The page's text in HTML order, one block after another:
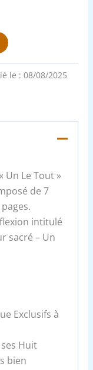
le : 08/08/2025
Un Le Tout »
de 7
intitulé
sacré – Un
Exclusifs à
Huit
bien